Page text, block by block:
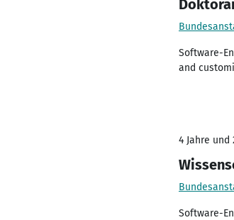
Software-
and
4 Jahre und
Software-